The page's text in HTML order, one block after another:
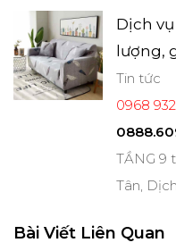
Dịch
lượng,
Tin tức
0968
TẦNG 9
Tân,
Bài Viết Liên Quan